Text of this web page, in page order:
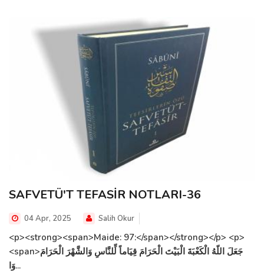
SAFVETÜ'T TEFASİR NOTLARI-36
04 Apr, 2025 Salih Okur
<p><strong><span>Maide: 97:</span></strong></p> <p>
<span>جَعَلَ اللّهُ الْكَعْبَةَ الْبَيْتَ الْحَرَامَ قِيَاماً لِّلنَّاسِ وَالشَّهْرَ الْحَرَامَ
وَا...